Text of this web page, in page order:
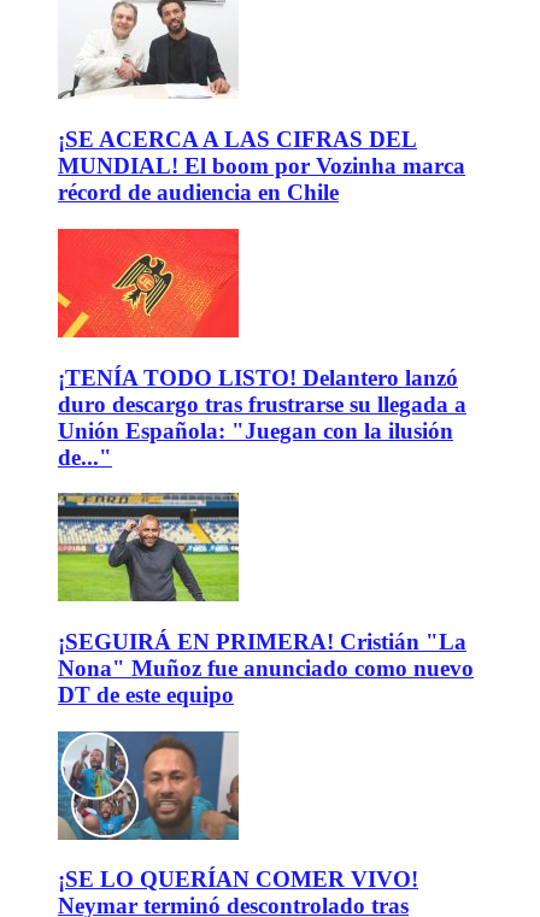
¡SE ACERCA A LAS CIFRAS DEL
MUNDIAL! El boom por Vozinha marca
récord de audiencia en Chile
¡TENÍA TODO LISTO! Delantero lanzó
duro descargo tras frustrarse su llegada a
Unión Española: "Juegan con la ilusión
de..."
¡SEGUIRÁ EN PRIMERA! Cristián "La
Nona" Muñoz fue anunciado como nuevo
DT de este equipo
¡SE LO QUERÍAN COMER VIVO!
Neymar terminó descontrolado tras